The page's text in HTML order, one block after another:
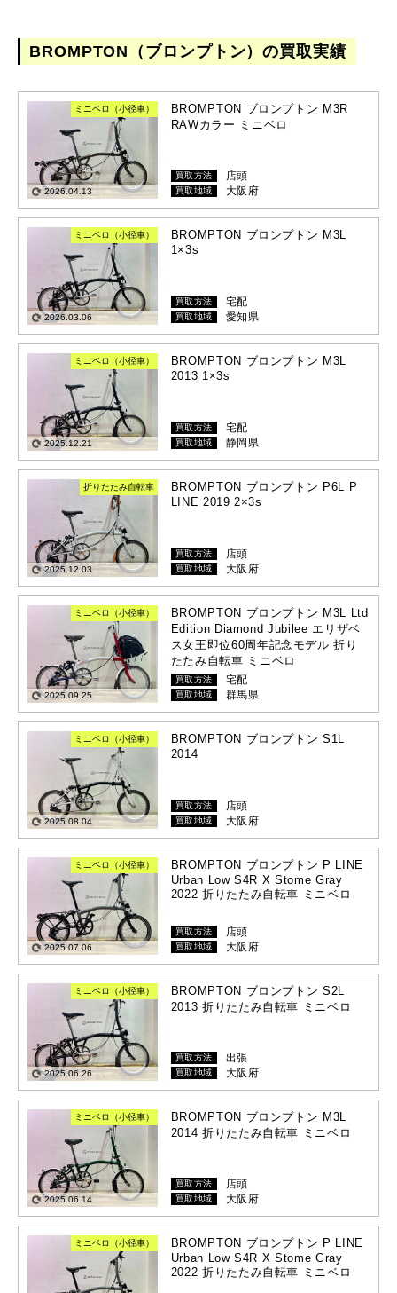
BROMPTON（ブロンプトン）の買取実績
ミニベロ（小径車）
2026.04.13
BROMPTON ブロンプトン M3R
RAWカラー ミニベロ
買取方法 店頭
買取地域 大阪府
ミニベロ（小径車）
2026.03.06
BROMPTON ブロンプトン M3L
1×3s
買取方法 宅配
買取地域 愛知県
ミニベロ（小径車）
2025.12.21
BROMPTON ブロンプトン M3L
2013 1×3s
買取方法 宅配
買取地域 静岡県
折りたたみ自転車
2025.12.03
BROMPTON ブロンプトン P6L P
LINE 2019 2×3s
買取方法 店頭
買取地域 大阪府
ミニベロ（小径車）
2025.09.25
BROMPTON ブロンプトン M3L Ltd
Edition Diamond Jubilee エリザベ
ス女王即位60周年記念モデル 折り
たたみ自転車 ミニベロ
買取方法 宅配
買取地域 群馬県
ミニベロ（小径車）
2025.08.04
BROMPTON ブロンプトン S1L
2014
買取方法 店頭
買取地域 大阪府
ミニベロ（小径車）
2025.07.06
BROMPTON ブロンプトン P LINE
Urban Low S4R X Stome Gray
2022 折りたたみ自転車 ミニベロ
買取方法 店頭
買取地域 大阪府
ミニベロ（小径車）
2025.06.26
BROMPTON ブロンプトン S2L
2013 折りたたみ自転車 ミニベロ
買取方法 出張
買取地域 大阪府
ミニベロ（小径車）
2025.06.14
BROMPTON ブロンプトン M3L
2014 折りたたみ自転車 ミニベロ
買取方法 店頭
買取地域 大阪府
ミニベロ（小径車）
BROMPTON ブロンプトン P LINE
Urban Low S4R X Stome Gray
2022 折りたたみ自転車 ミニベロ